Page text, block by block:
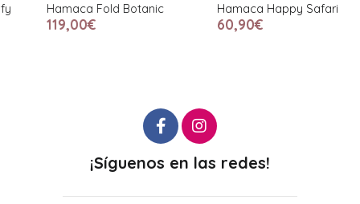
Hamaca Fold Botanic
119,00€
Hamaca Happy Safari
60,90€
¡Síguenos en las redes!